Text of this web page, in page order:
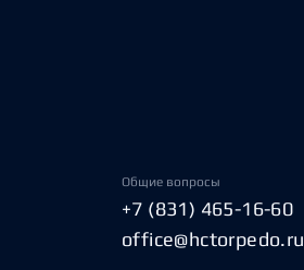
Общие вопросы
+7 (831) 465-16-60
office@hctorpedo.ru